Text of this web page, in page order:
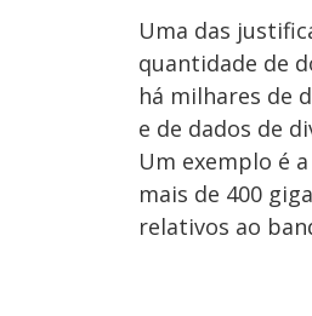
Uma das
quantidade de
há milhares de
e de dados de
Um exemplo é
mais de 400
relativos ao